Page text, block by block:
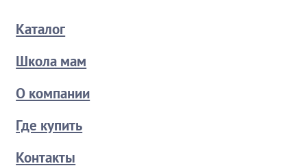
Каталог
Школа мам
О компании
Где купить
Контакты